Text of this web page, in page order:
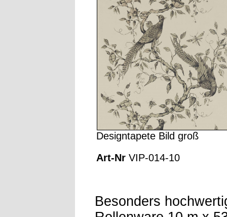
Designtapete Bild groß
Art-Nr VIP-014-10
Besonders